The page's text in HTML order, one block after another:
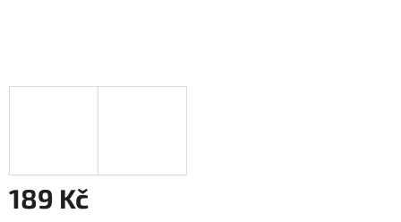
189 Kč